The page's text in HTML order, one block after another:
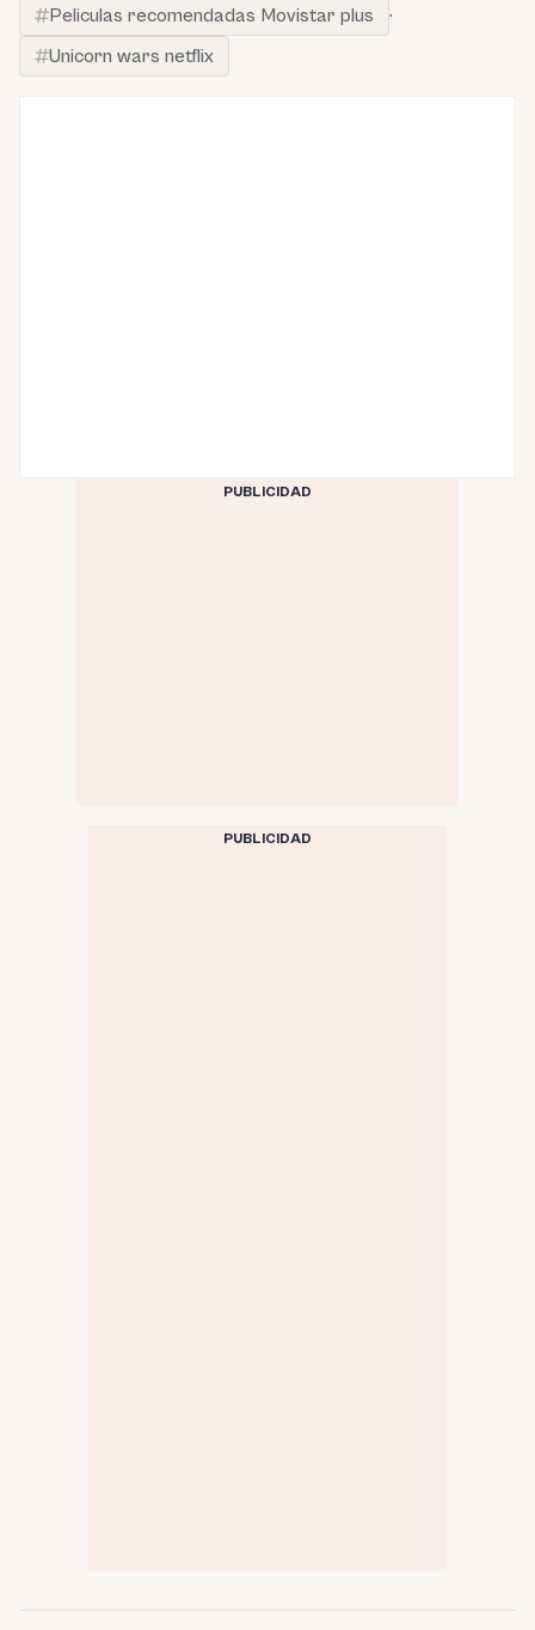
Peliculas recomendadas Movistar plus
·
Unicorn wars netflix
PUBLICIDAD
PUBLICIDAD